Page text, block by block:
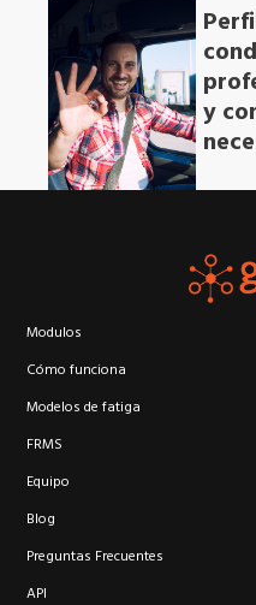
y
-
Modulos
Cómo funciona
Modelos de fatiga
FRMS
Equipo
Blog
Preguntas Frecuentes
API